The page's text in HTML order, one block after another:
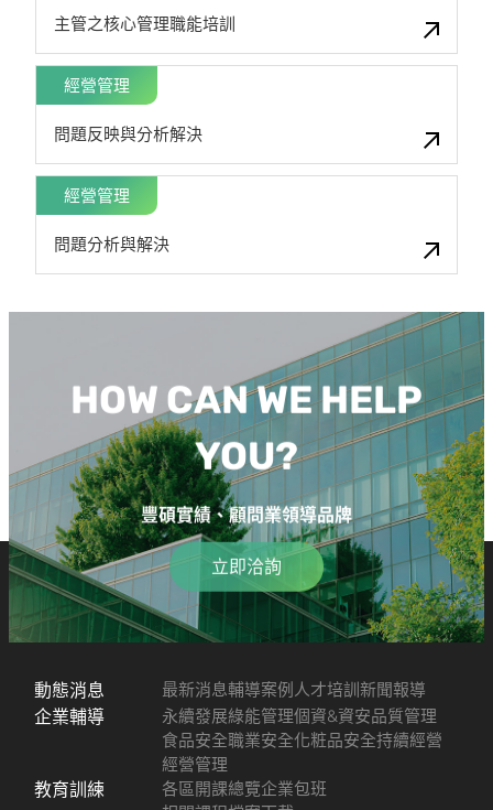
主管之核心管理職能培訓
經營管理
問題反映與分析解決
經營管理
問題分析與解決
HOW CAN WE HELP
YOU?
豐碩實績、顧問業領導品牌
立即洽詢
動態消息 最新消息輔導案例 人才培訓新聞報導
企業輔導 永續發展綠能管理個資&資安品質管理
食品安全職業安全化粧品安全持續經營
經營管理
教育訓練 各區開課總覽企業包班